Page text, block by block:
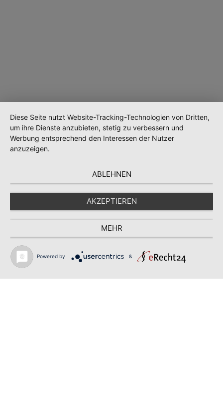
Diese Seite nutzt Website-Tracking-Technologien von Dritten,
um ihre Dienste anzubieten, stetig zu verbessern und
Werbung entsprechend den Interessen der Nutzer
anzuzeigen.
ABLEHNEN
AKZEPTIEREN
MEHR
Powered by &